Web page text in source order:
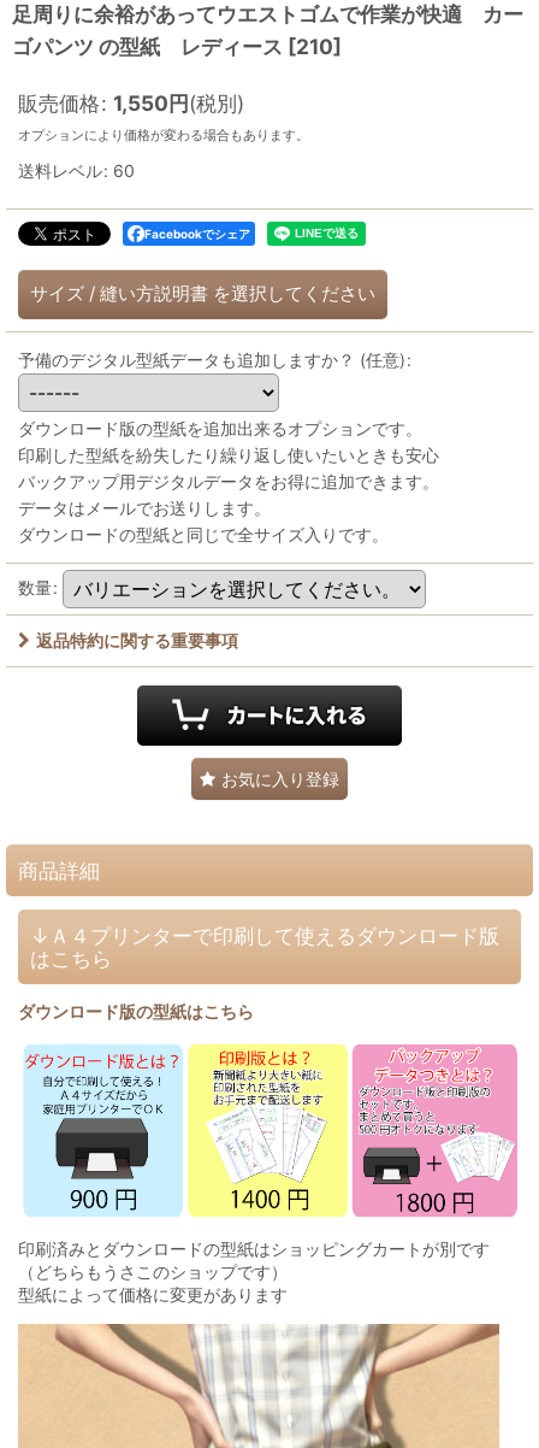
足周りに余裕があってウエストゴムで作業が快適 カー
ゴパンツ の型紙 レディース [210]
販売価格: 1,550円(税別)
オプションにより価格が変わる場合もあります。
送料レベル: 60
Facebookでシェア
サイズ / 縫い方説明書 を選択してください
予備のデジタル型紙データも追加しますか？ (任意):
ダウンロード版の型紙を追加出来るオプションです。
印刷した型紙を紛失したり繰り返し使いたいときも安心
バックアップ用デジタルデータをお得に追加できます。
データはメールでお送りします。
ダウンロードの型紙と同じで全サイズ入りです。
数量:
返品特約に関する重要事項
お気に入り登録
商品詳細
↓Ａ４プリンターで印刷して使えるダウンロード版
はこちら
ダウンロード版の型紙はこちら
印刷済みとダウンロードの型紙はショッピングカートが別です
（どちらもうさこのショップです）
型紙によって価格に変更があります